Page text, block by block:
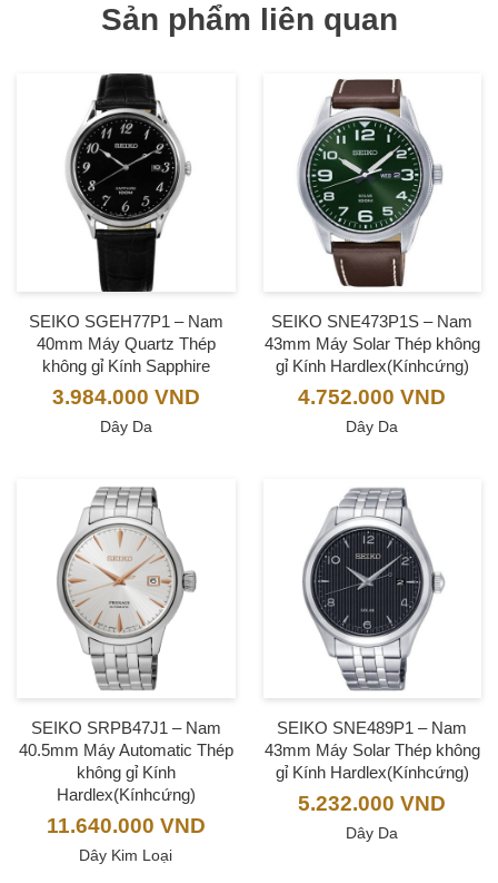
Sản phẩm liên quan
SEIKO SGEH77P1 – Nam
40mm Máy Quartz Thép
không gỉ Kính Sapphire
3.984.000 VND
Dây Da
SEIKO SNE473P1S – Nam
43mm Máy Solar Thép không
gỉ Kính Hardlex(Kínhcứng)
4.752.000VND
Dây Da
SEIKO SRPB47J1 – Nam
40.5mm Máy Automatic Thép
không gỉ Kính
Hardlex(Kínhcứng)
11.640.000 VND
Dây Kim Loại
SEIKO SNE489P1 – Nam
43mm Máy Solar Thép không
gỉ Kính Hardlex(Kínhcứng)
5.232.000VND
Dây Da